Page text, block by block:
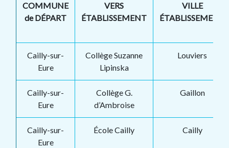
COMMUNE
de DÉPART
VERS
ÉTABLISSEMENT
VILLE
ÉTABLISSEMENT
Cailly-sur-
Eure
Collège Suzanne
Lipinska
Louviers
Cailly-sur-
Eure
Collège G.
d’Ambroise
Gaillon
Cailly-sur-
Eure
École Cailly Cailly